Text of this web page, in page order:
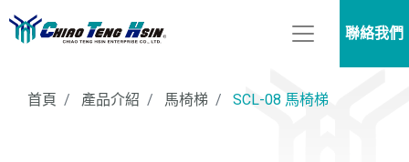
聯絡我們
首頁 產品介紹 馬椅梯 SCL-08 馬椅梯